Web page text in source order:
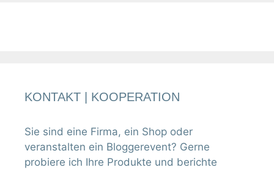
KONTAKT | KOOPERATION
Sie sind eine Firma, ein Shop oder
veranstalten ein Bloggerevent? Gerne
probiere ich Ihre Produkte und berichte